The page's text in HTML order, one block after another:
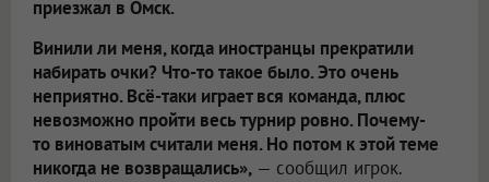
приезжал в Омск.
Винили ли меня, когда иностранцы прекратили
набирать очки? Что-то такое было. Это очень
неприятно. Всё-таки играет вся команда, плюс
невозможно пройти весь турнир ровно. Почему-
то виноватым считали меня. Но потом к этой теме
никогда не возвращались», — сообщил игрок.